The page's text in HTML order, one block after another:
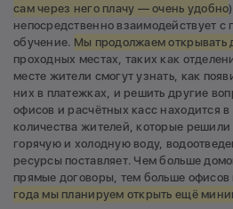
сам через него плачу — очень удобно
непосредственно взаимодействует с
обучение. Мы продолжаем открывать
проходных местах, таких как
месте жители смогут узнать, как
них в платежках, и решить другие
офисов и расчётных касс находится
количества жителей, которые решили
горячую и холодную воду,
ресурсы поставляет. Чем больше
прямые договоры, тем больше
года мы планируем открыть ещё